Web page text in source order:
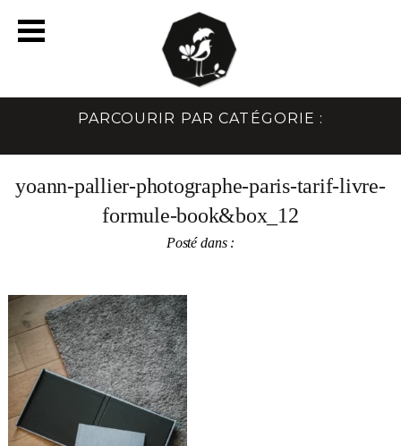
PARCOURIR PAR CATÉGORIE :
yoann-pallier-photographe-paris-tarif-livre-
formule-book&box_12
Posté dans :